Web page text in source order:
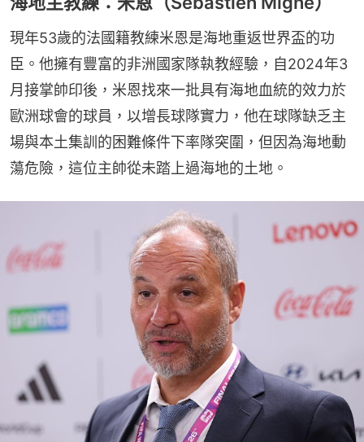
現年53歲的法國籍教練米恩是海地重返世界盃的功
臣。他擁有豐富的非洲國家隊執教經驗，自2024年3
月接掌帥印後，米恩找來一批具有海地血統的效力於
歐洲球會的球員，以增長球隊實力，他在球隊缺乏主
場與本土集訓的困難條件下率隊突圍，但因為海地動
蕩危險，這位主帥從未踏上過海地的土地。